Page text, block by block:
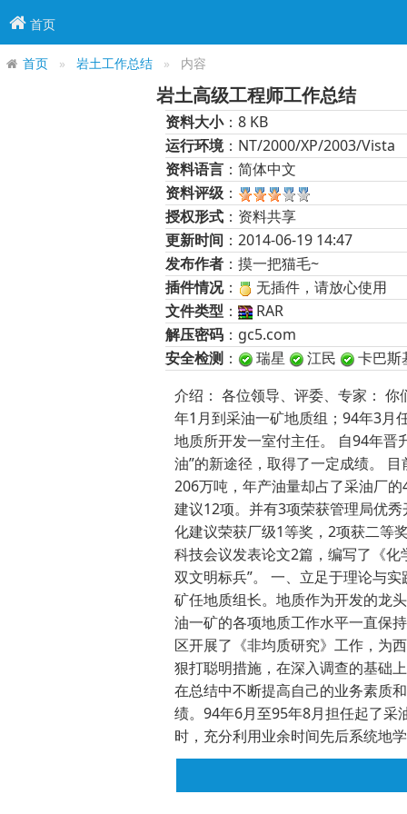
首页
首页 岩土工作总结 内容
岩土高级工程师工作总结
资料大小：8 KB
运行环境：NT/2000/XP/2003/Vista
资料语言 ：简体中文
资料评级 ：
授权形式 ：资料共享
更新时间 ：2014-06-19 14:47
发布作者 ：摸一把猫毛~
插件情况：
无插件，请放心使用
文件类型 ：
RAR
解压密码 ：gc5.com
安全检测 ： 瑞星 江民
卡巴
介绍： 各位领导、评委、专家：
年1月到采油一矿地质组；94年3月
地质所开发一室付主任。 自94年晋
油”的新途径，取得了一定成绩。
206万吨，年产油量却占了采油厂
建议12项。并有3项荣获管理局优
化建议荣获厂级1等奖，2项获二等
科技会议发表论文2篇，编写了《
双文明标兵”。 一、立足于理论与
矿任地质组长。地质作为开发的龙
油一矿的各项地质工作水平一直保
区开展了《非均质研究》工作，为
狠打聪明措施，在深入调查的基础
在总结中不断提高自己的业务素质
绩。94年6月至95年8月担任起了采
时，充分利用业余时间先后系统地
验和吸收教训，很快就适应了工作